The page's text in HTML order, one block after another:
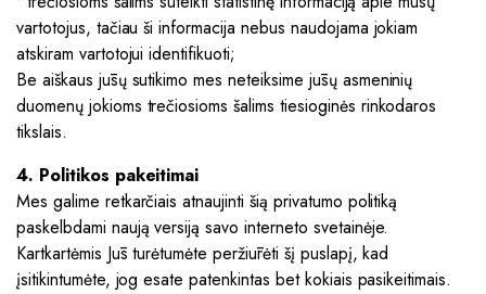
vartotojus, tačiau ši informacija nebus naudojama jokiam
atskiram vartotojui identifikuoti;
Be aiškaus jūsų sutikimo mes neteiksime jūsų asmeninių
duomenų jokioms trečiosioms šalims tiesioginės rinkodaros
tikslais.
4. Politikos pakeitimai
Mes galime retkarčiais atnaujinti šią privatumo politiką
paskelbdami naują versiją savo interneto svetainėje.
Kartkartėmis Jūs turėtumėte peržiūrėti šį puslapį, kad
įsitikintumėte, jog esate patenkintas bet kokiais pasikeitimais.